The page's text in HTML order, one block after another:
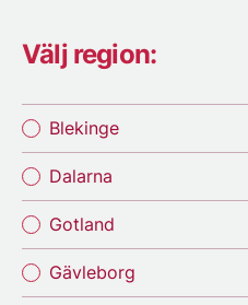
Välj region:
Blekinge
Dalarna
Gotland
Gävleborg